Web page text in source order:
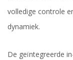
volledige controle
dynamiek.
De geïntegreerde